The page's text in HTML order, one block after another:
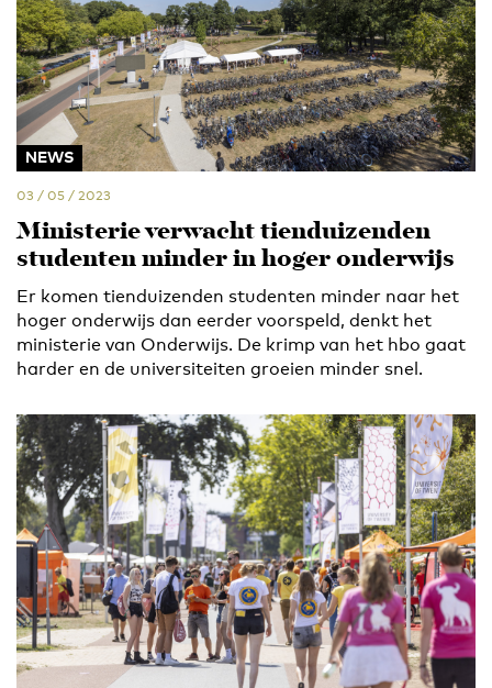
NEWS
03 / 05 / 2023
Ministerie verwacht tienduizenden
studenten minder in hoger onderwijs
Er komen tienduizenden studenten minder naar het
hoger onderwijs dan eerder voorspeld, denkt het
ministerie van Onderwijs. De krimp van het hbo gaat
harder en de universiteiten groeien minder snel.